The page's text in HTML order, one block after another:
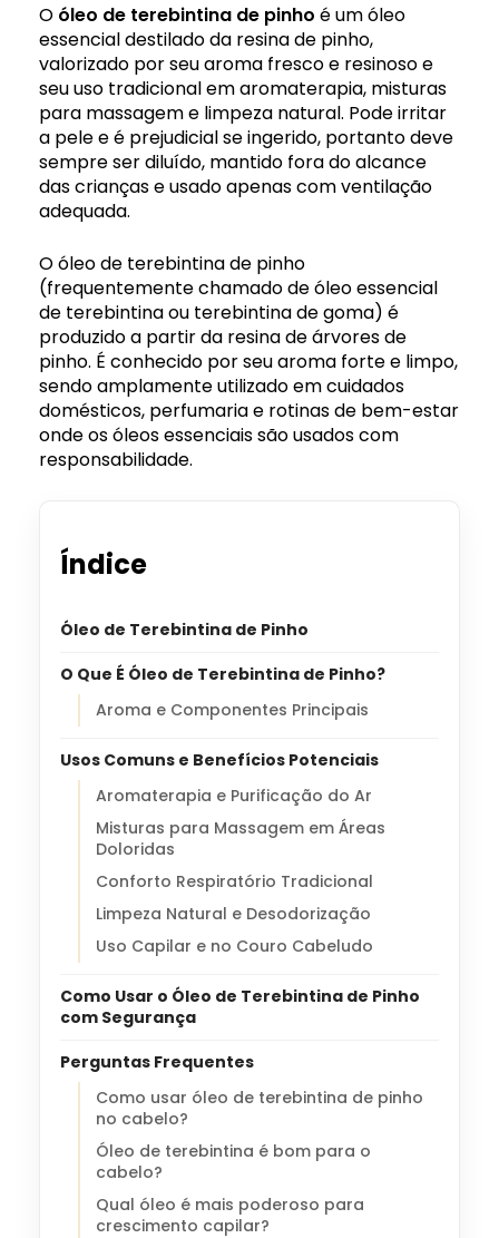
O óleo de terebintina de pinho é um óleo
essencial destilado da resina de pinho,
valorizado por seu aroma fresco e resinoso e
seu uso tradicional em aromaterapia, misturas
para massagem e limpeza natural. Pode irritar
a pele e é prejudicial se ingerido, portanto deve
sempre ser diluído, mantido fora do alcance
das crianças e usado apenas com ventilação
adequada.
O óleo de terebintina de pinho
(frequentemente chamado de óleo essencial
de terebintina ou terebintina de goma) é
produzido a partir da resina de árvores de
pinho. É conhecido por seu aroma forte e limpo,
sendo amplamente utilizado em cuidados
domésticos, perfumaria e rotinas de bem-estar
onde os óleos essenciais são usados com
responsabilidade.
Índice
Óleo de Terebintina de Pinho
O Que É Óleo de Terebintina de Pinho?
Aroma e Componentes Principais
Usos Comuns e Benefícios Potenciais
Aromaterapia e Purificação do Ar
Misturas para Massagem em Áreas
Doloridas
Conforto Respiratório Tradicional
Limpeza Natural e Desodorização
Uso Capilar e no Couro Cabeludo
Como Usar o Óleo de Terebintina de Pinho
com Segurança
Perguntas Frequentes
Como usar óleo de terebintina de pinho
no cabelo?
Óleo de terebintina é bom para o
cabelo?
Qual óleo é mais poderoso para
crescimento capilar?